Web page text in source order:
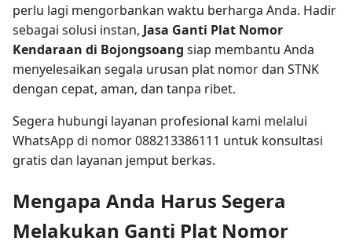
perlu lagi mengorbankan waktu berharga Anda. Hadir
sebagai solusi instan, Jasa Ganti Plat Nomor
Kendaraan di Bojongsoang siap membantu Anda
menyelesaikan segala urusan plat nomor dan STNK
dengan cepat, aman, dan tanpa ribet.
Segera hubungi layanan profesional kami melalui
WhatsApp di nomor 088213386111 untuk konsultasi
gratis dan layanan jemput berkas.
Mengapa Anda Harus Segera
Melakukan Ganti Plat Nomor